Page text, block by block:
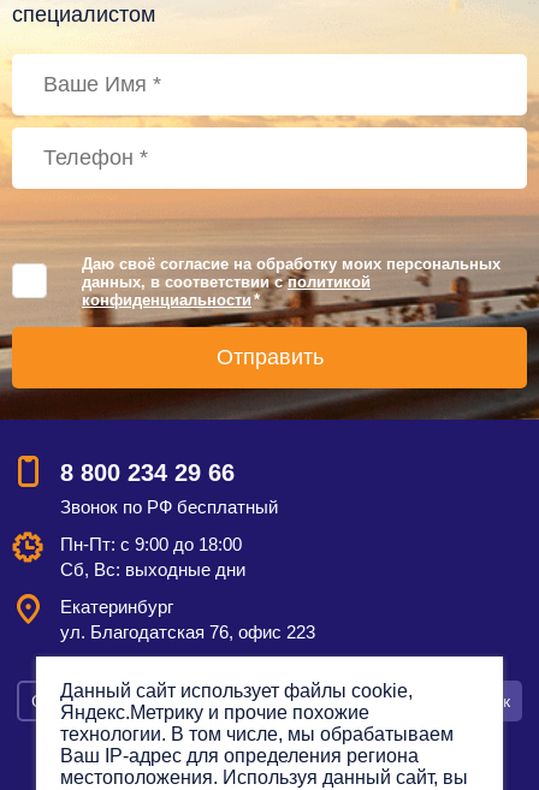
специалистом
Даю своё согласие на обработку моих персональных
данных, в соответствии сполитикой
конфиденциальности *
8 800 234 29 66
Звонок по РФ бесплатный
Пн-Пт: с 9:00 до 18:00
Сб, Вс: выходные дни
Екатеринбург
ул. Благодатская 76, офис 223
Смотреть на карте Оставить заявку Заказать звонок
Данный сайт использует файлы cookie,
Яндекс.Метрику и прочие похожие
технологии. В том числе, мы обрабатываем
Ваш IP-адрес для определения региона
местоположения. Используя данный сайт, вы